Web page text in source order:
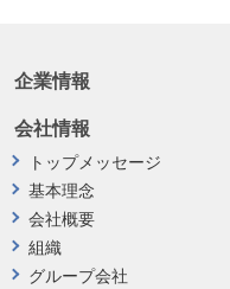
企業情報
会社情報
トップメッセージ
基本理念
会社概要
組織
グループ会社